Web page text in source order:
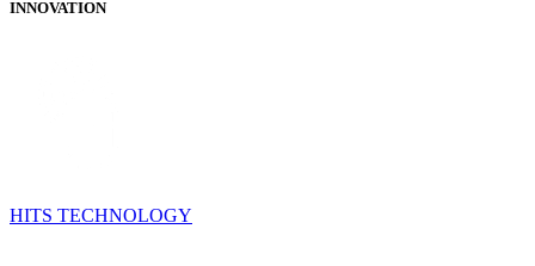
INNOVATION
HITS TECHNOLOGY